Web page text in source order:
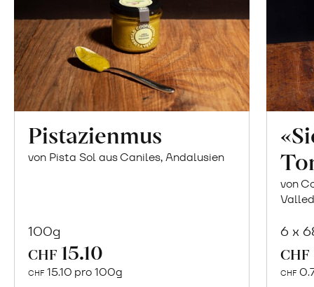
Pistazienmus
von Pista Sol aus Caniles, Andalusien
100g
CHF 15.10
CHF 15.10 pro 100gWarenkorb
von
6 x
CHF
CHF